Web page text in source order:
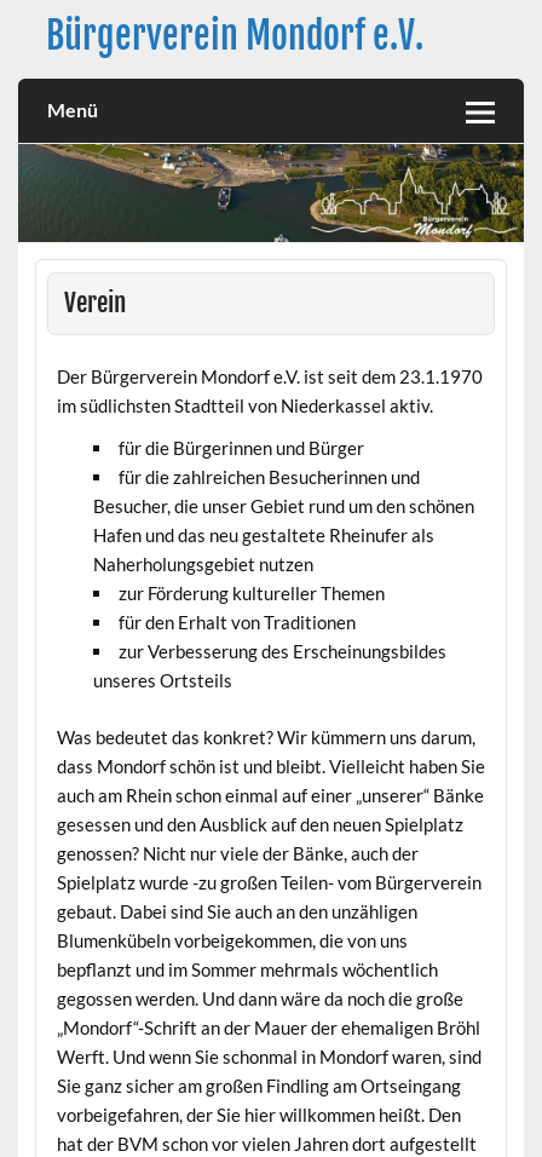
contentBürgerverein Mondorf e.V.
Bürgerinnen und Bürger für die zahlreichen Besucherinnen
und Besucher, die unser Gebiet rund um den schönen Hafen
und das neu gestaltete Rheinufer als Naherholungsgebiet
nutzen zur Förderung kultureller Themen für den Erhalt von
Traditionen zur Verbesserung des Erscheinungsbildes
unseres Ortsteils.
Menü
Verein
Der Bürgerverein Mondorf e.V. ist seit dem 23.1.1970
im südlichsten Stadtteil von Niederkassel aktiv.
für die Bürgerinnen und Bürger
für die zahlreichen Besucherinnen und
Besucher, die unser Gebiet rund um den schönen
Hafen und das neu gestaltete Rheinufer als
Naherholungsgebiet nutzen
zur Förderung kultureller Themen
für den Erhalt von Traditionen
zur Verbesserung des Erscheinungsbildes
unseres Ortsteils
Was bedeutet das konkret?Wir kümmern uns darum,
dass Mondorf schön ist und bleibt. Vielleicht haben Sie
auch am Rhein schon einmal auf einer „unserer“ Bänke
gesessen und den Ausblick auf den neuen Spielplatz
genossen? Nicht nur viele der Bänke, auch der
Spielplatz wurde -zu großen Teilen- vom Bürgerverein
gebaut. Dabei sind Sie auch an den unzähligen
Blumenkübeln vorbeigekommen, die von uns
bepflanzt und im Sommer mehrmals wöchentlich
gegossen werden. Und dann wäre da noch die große
„Mondorf“-Schrift an der Mauer der ehemaligen Bröhl
Werft. Und wenn Sie schonmal in Mondorf waren, sind
Sie ganz sicher am großen Findling am Ortseingang
vorbeigefahren, der Sie hier willkommen heißt. Den
hat der BVM schon vor vielen Jahren dort aufgestellt